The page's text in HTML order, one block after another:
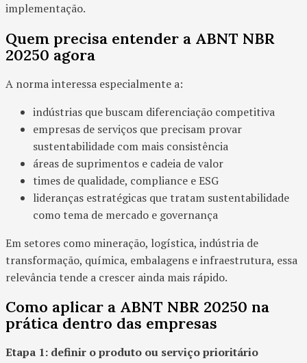
implementação.
Quem precisa entender a ABNT NBR
20250 agora
A norma interessa especialmente a:
indústrias que buscam diferenciação competitiva
empresas de serviços que precisam provar
sustentabilidade com mais consistência
áreas de suprimentos e cadeia de valor
times de qualidade, compliance e ESG
lideranças estratégicas que tratam sustentabilidade
como tema de mercado e governança
Em setores como mineração, logística, indústria de
transformação, química, embalagens e infraestrutura, essa
relevância tende a crescer ainda mais rápido.
Como aplicar a ABNT NBR 20250 na
prática dentro das empresas
Etapa 1: definir o produto ou serviço prioritário